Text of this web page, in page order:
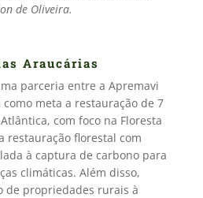
de Oliveira.
Araucárias
parceria entre a Apremavi
meta a restauração de 7
com foco na Floresta
restauração florestal com
à captura de carbono para
climáticas. Além disso,
de propriedades rurais à